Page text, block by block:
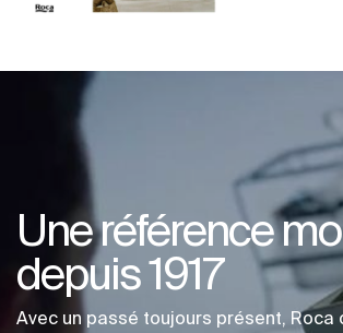
Une référence
depuis 1917
Avec un passé toujours présent, Roca